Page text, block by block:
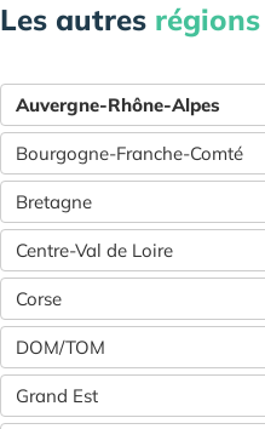
Les autres régions
Auvergne-Rhône-Alpes
Bourgogne-Franche-Comté
Bretagne
Centre-Val de Loire
Corse
DOM/TOM
Grand Est